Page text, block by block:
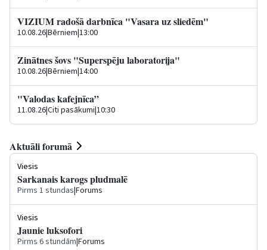
VIZIUM radošā darbnīca "Vasara uz sliedēm"
10.08.26|Bērniem|13:00
Zinātnes šovs "Superspēju laboratorija"
10.08.26|Bērniem|14:00
"Valodas kafejnīca”
11.08.26|Citi pasākumi|10:30
Aktuāli forumā
Viesis
Sarkanais karogs pludmalē
Pirms 1 stundas|Forums
Viesis
Jaunie luksofori
Pirms 6 stundām|Forums